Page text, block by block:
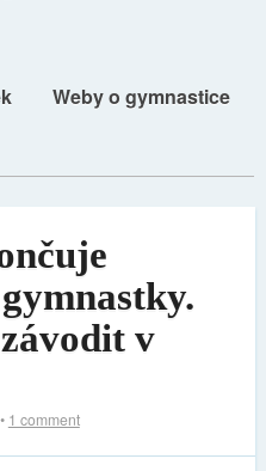
Weby o gymnastice
v
• 1 comment